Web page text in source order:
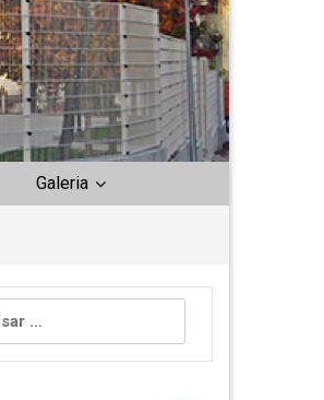
Galeria